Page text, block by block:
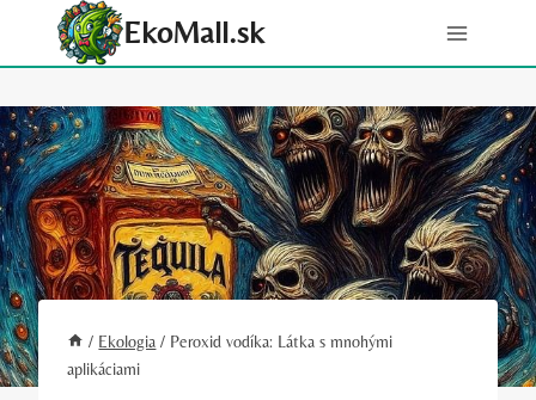
EkoMall.sk
/ Ekologia / Peroxid vodíka: Látka s mnohými
aplikáciami